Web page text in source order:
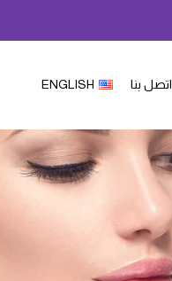
اتصل بنا ENGLISH